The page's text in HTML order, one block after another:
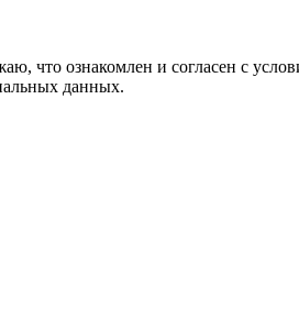
что ознакомлен и согласен с
данных.